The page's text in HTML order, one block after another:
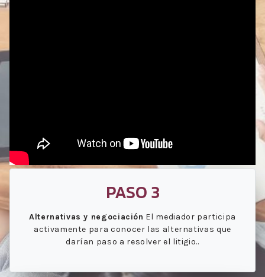
PASO 3
Alternativas y negociación El mediador participa
activamente para conocer las alternativas que
darían paso a resolver el litigio..